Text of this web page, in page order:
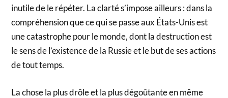
inutile de le répéter. La clarté s’impose ailleurs : dans la
compréhension que ce qui se passe aux États-Unis est
une catastrophe pour le monde, dont la destruction est
le sens de l’existence de la Russie et le but de ses actions
de tout temps.
La chose la plus drôle et la plus dégoûtante en même